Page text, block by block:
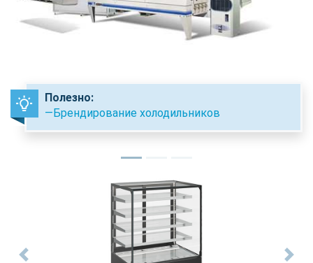
Полезно:
—Брендирование холодильников